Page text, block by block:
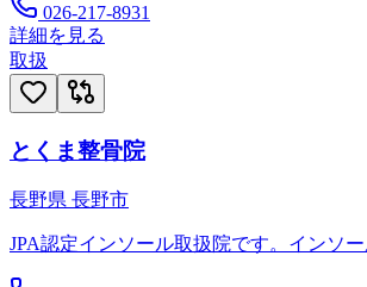
026-217-8931
詳細を見る
取扱
とくま整骨院
長野県 長野市
JPA認定インソール取扱院です。インソ